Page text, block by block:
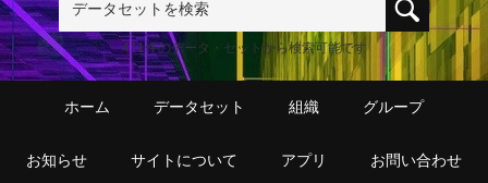
411件のデータ・セットから検索可能です
ホーム データセット 組織 グループ
お知らせ サイトについて アプリ お問い合わせ